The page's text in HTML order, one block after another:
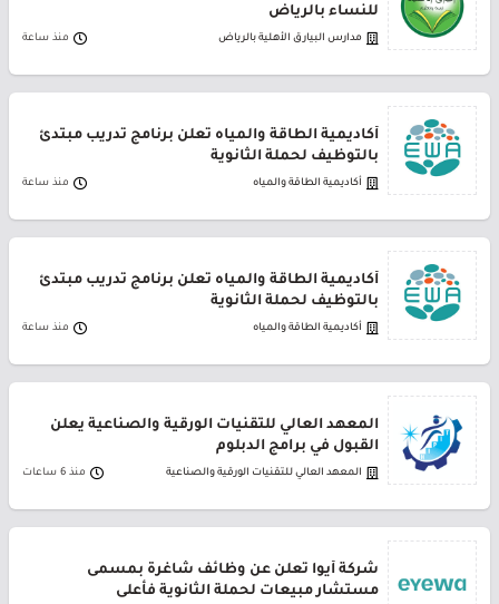
للنساء بالرياض
مدارس البيارق الأهلية بالرياض منذ ساعة
أكاديمية الطاقة والمياه تعلن برنامج تدريب مبتدئ
بالتوظيف لحملة الثانوية
أكاديمية الطاقة والمياه منذ ساعة
أكاديمية الطاقة والمياه تعلن برنامج تدريب مبتدئ
بالتوظيف لحملة الثانوية
أكاديمية الطاقة والمياه منذ ساعة
المعهد العالي للتقنيات الورقية والصناعية يعلن
القبول في برامج الدبلوم
المعهد العالي للتقنيات الورقية والصناعية منذ 6 ساعات
شركة أيوا تعلن عن وظائف شاغرة بمسمى
مستشار مبيعات لحملة الثانوية فأعلى